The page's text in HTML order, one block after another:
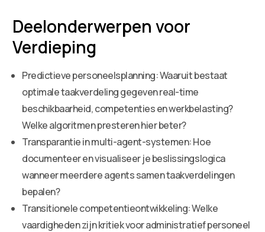
Deelonderwerpen voor
Verdieping
Predictieve personeelsplanning: Waaruit bestaat
optimale taakverdeling gegeven real-time
beschikbaarheid, competenties en werkbelasting?
Welke algoritmen presteren hier beter?
Transparantie in multi-agent-systemen: Hoe
documenteer en visualiseer je beslissingslogica
wanneer meerdere agents samen taakverdelingen
bepalen?
Transitionele competentieontwikkeling: Welke
vaardigheden zijn kritiek voor administratief personeel